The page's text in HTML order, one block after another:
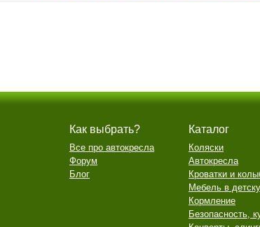
Как выбрать?
Все про автокресла
Форум
Блог
Каталог
Коляски
Автокресла
Кроватки и
Мебель в
Кормление
Безопасность,